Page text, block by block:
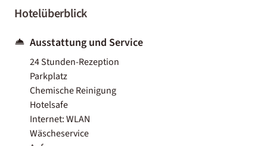
Hotelüberblick
Ausstattung und Service
24 Stunden-Rezeption
Parkplatz
Chemische Reinigung
Hotelsafe
Internet: WLAN
Wäscheservice